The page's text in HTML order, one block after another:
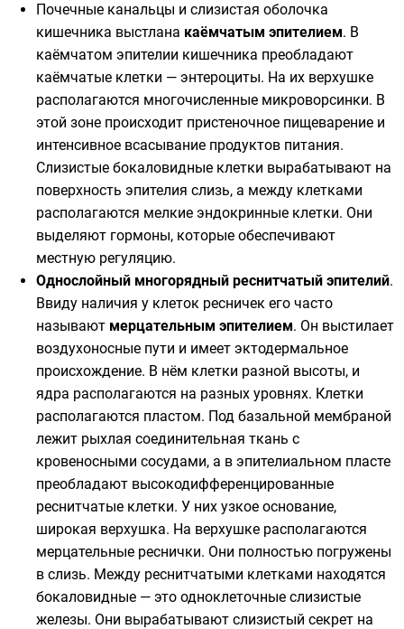
Почечные канальцы и слизистая оболочка
кишечника выстлана каёмчатым эпителием. В
каёмчатом эпителии кишечника преобладают
каёмчатые клетки — энтероциты. На их верхушке
располагаются многочисленные микроворсинки. В
этой зоне происходит пристеночное пищеварение и
интенсивное всасывание продуктов питания.
Слизистые бокаловидные клетки вырабатывают на
поверхность эпителия слизь, а между клетками
располагаются мелкие эндокринные клетки. Они
выделяют гормоны, которые обеспечивают
местную регуляцию.
Однослойный многорядный реснитчатый эпителий.
Ввиду наличия у клеток ресничек его часто
называют мерцательным эпителием. Он выстилает
воздухоносные пути и имеет эктодермальное
происхождение. В нём клетки разной высоты, и
ядра располагаются на разных уровнях. Клетки
располагаются пластом. Под базальной мембраной
лежит рыхлая соединительная ткань с
кровеносными сосудами, а в эпителиальном пласте
преобладают высокодифференцированные
реснитчатые клетки. У них узкое основание,
широкая верхушка. На верхушке располагаются
мерцательные реснички. Они полностью погружены
в слизь. Между реснитчатыми клетками находятся
бокаловидные — это одноклеточные слизистые
железы. Они вырабатывают слизистый секрет на